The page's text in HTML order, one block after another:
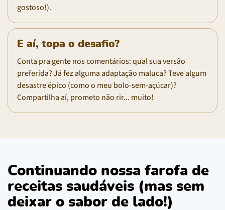
gostoso!).
E aí, topa o desafio?
Conta pra gente nos comentários: qual sua versão
preferida? Já fez alguma adaptação maluca? Teve algum
desastre épico (como o meu bolo-sem-açúcar)?
Compartilha aí, prometo não rir... muito!
Continuando nossa farofa de
receitas saudáveis (mas sem
deixar o sabor de lado!)